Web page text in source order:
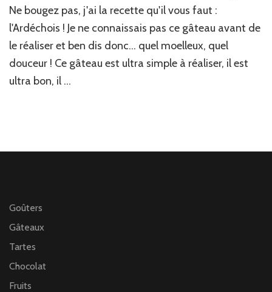
ultra
à
la
crème
de
Ne bougez pas, j'ai la recette qu'il vous faut :
l'Ardéchois ! Je ne connaissais pas ce gâteau avant de
le réaliser et ben dis donc… quel moelleux, quel
douceur ! Ce gâteau est ultra simple à réaliser, il est
ultra bon, il …
Goûters
Gâteaux
Tartes
Chocolat
Fruits